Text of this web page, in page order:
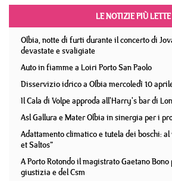
LE NOTIZIE PIÙ LETTE
Olbia, notte di furti durante il concerto di
devastate e svaligiate
Auto in fiamme a Loiri Porto San Paolo
Disservizio idrico a Olbia mercoledì 10
Il Cala di Volpe approda all'Harry's bar di
Asl Gallura e Mater Olbia in sinergia per i
Adattamento climatico e tutela dei boschi:
et Saltos”
A Porto Rotondo il magistrato Gaetano
giustizia e del Csm